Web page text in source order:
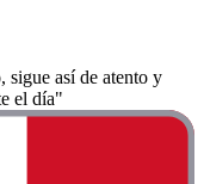
sigue así de atento y
el día"